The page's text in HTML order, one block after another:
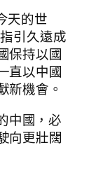
天的世
引久遠成
保持以國
直以中國
新機會。
中國，必
向更壯闊